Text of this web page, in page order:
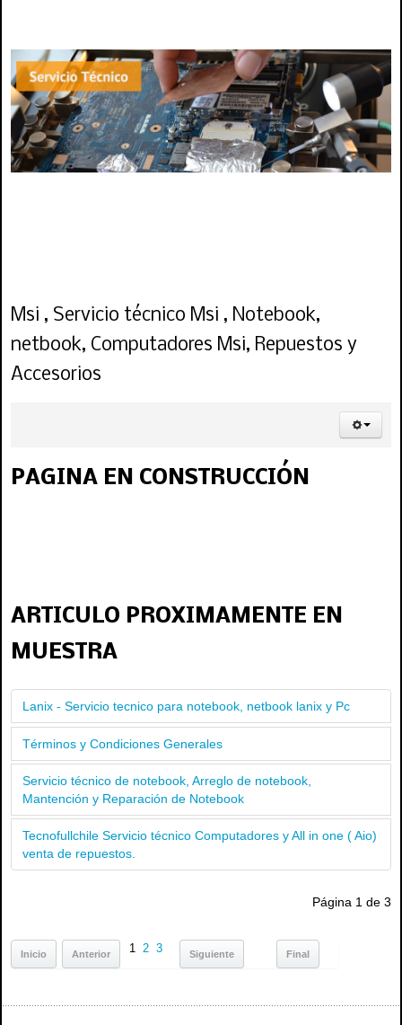
Msi , Servicio técnico Msi , Notebook,
netbook, Computadores Msi, Repuestos y
Accesorios
PAGINA EN CONSTRUCCIÓN
ARTICULO PROXIMAMENTE EN
MUESTRA
Lanix - Servicio tecnico para notebook, netbook lanix y Pc
Términos y Condiciones Generales
Servicio técnico de notebook, Arreglo de notebook,
Mantención y Reparación de Notebook
Tecnofullchile Servicio técnico Computadores y All in one ( Aio)
venta de repuestos.
Página 1 de 3
Inicio Anterior 1 2 3 Siguiente Final